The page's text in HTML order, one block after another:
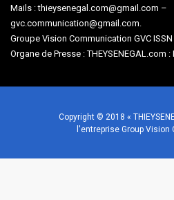
Mails : thieysenegal.com@gmail.com –
gvc.communication@gmail.com.
Groupe Vision Communication GVC
Organe de Presse : THEYSENEGAL.com :
Copyright © 2018 «
l'entreprise Group